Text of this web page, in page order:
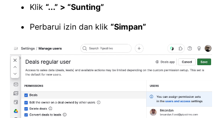
Klik “...” > “Sunting”
Perbarui izin dan klik “Simpan”